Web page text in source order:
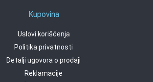
Kupovina
Uslovi korišćenja
Politika privatnosti
Detalji ugovora o prodaji
Reklamacije